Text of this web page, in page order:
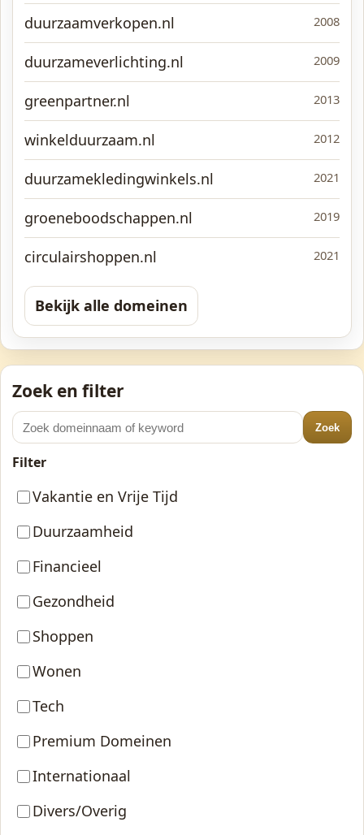
duurzaamverkopen.nl 2008
duurzameverlichting.nl 2009
greenpartner.nl 2013
winkelduurzaam.nl 2012
duurzamekledingwinkels.nl 2021
groeneboodschappen.nl 2019
circulairshoppen.nl 2021
Bekijk alle domeinen
Zoek en filter
Zoek
Filter
Vakantie en Vrije Tijd
Duurzaamheid
Financieel
Gezondheid
Shoppen
Wonen
Tech
Premium Domeinen
Internationaal
Divers/Overig